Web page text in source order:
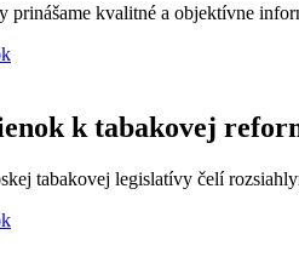
prinášame kvalitné a objektívne
k tabakovej
tabakovej legislatívy čelí